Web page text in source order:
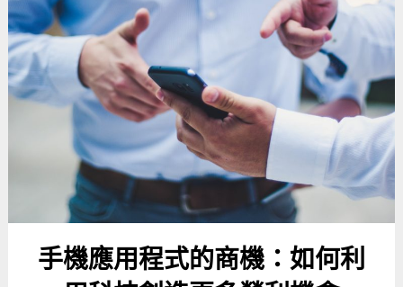
手機應用程式的商機：如何利